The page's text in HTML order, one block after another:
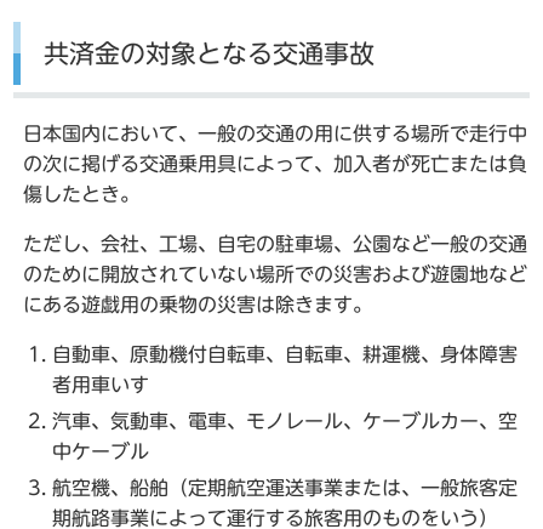
共済金の対象となる交通事故
日本国内において、一般の交通の用に供する場所で走行中
の次に掲げる交通乗用具によって、加入者が死亡または負
傷したとき。
ただし、会社、工場、自宅の駐車場、公園など一般の交通
のために開放されていない場所での災害および遊園地など
にある遊戯用の乗物の災害は除きます。
自動車、原動機付自転車、自転車、耕運機、身体障害
者用車いす
汽車、気動車、電車、モノレール、ケーブルカー、空
中ケーブル
航空機、船舶（定期航空運送事業または、一般旅客定
期航路事業によって運行する旅客用のものをいう）